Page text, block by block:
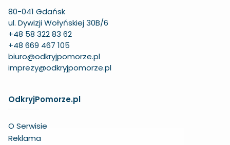
80-041 Gdańsk
ul. Dywizji Wołyńskiej 30B/6
+48 58 322 83 62
+48 669 467 105
biuro@odkryjpomorze.pl
imprezy@odkryjpomorze.pl
OdkryjPomorze.pl
O Serwisie
Reklama